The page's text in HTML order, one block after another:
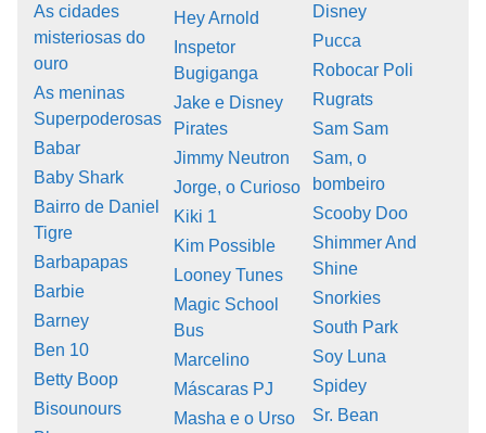
As cidades
misteriosas do
ouro
As meninas
Superpoderosas
Babar
Baby Shark
Bairro de Daniel
Tigre
Barbapapas
Barbie
Barney
Ben 10
Betty Boop
Bisounours
Hey Arnold
Inspetor
Bugiganga
Jake e Disney
Pirates
Jimmy Neutron
Jorge, o Curioso
Kiki 1
Kim Possible
Looney Tunes
Magic School
Bus
Marcelino
Máscaras PJ
Masha e o Urso
Disney
Pucca
Robocar Poli
Rugrats
Sam Sam
Sam, o
bombeiro
Scooby Doo
Shimmer And
Shine
Snorkies
South Park
Soy Luna
Spidey
Sr. Bean